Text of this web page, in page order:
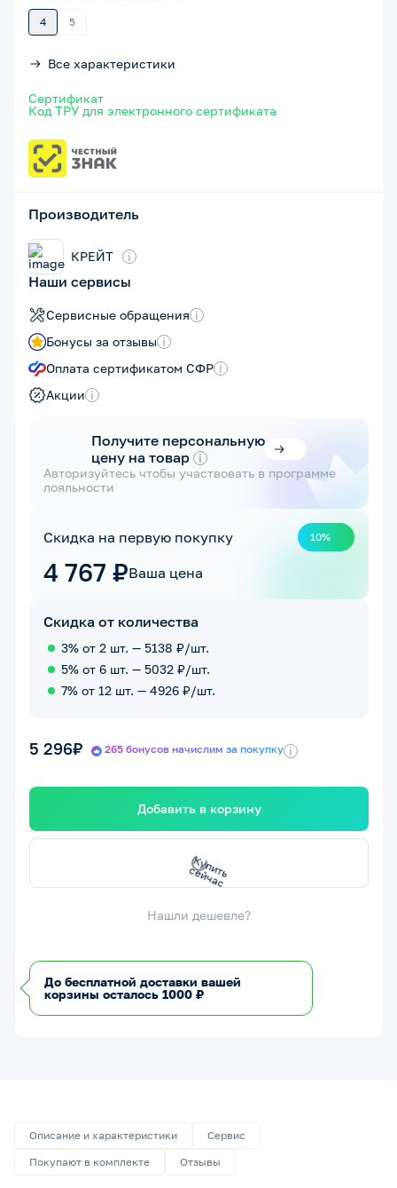
4 5
Все характеристики
Сертификат
Код ТРУ для электронного сертификата
Производитель
КРЕЙТ i
Наши сервисы
Сервисные обращения i
Бонусы за отзывы i
Оплата сертификатом СФР i
Акции i
Получите персональную
цену на товар i
Авторизуйтесь чтобы участвовать в программе
лояльности
Скидка на первую покупку 10%
4 767 ₽Ваша цена
Скидка от количества
3% от 2 шт. — 5138 ₽/шт.
5% от 6 шт. — 5032 ₽/шт.
7% от 12 шт. — 4926 ₽/шт.
5 296₽ 265 бонусов начислим за покупку i
Добавить в корзину
К
у
п
и
т
ь
с
е
й
ч
а
с
Нашли дешевле?
До бесплатной доставки вашей
корзины осталось 1000 ₽
Описание и характеристики
Сервис
Покупают в комплекте
Отзывы